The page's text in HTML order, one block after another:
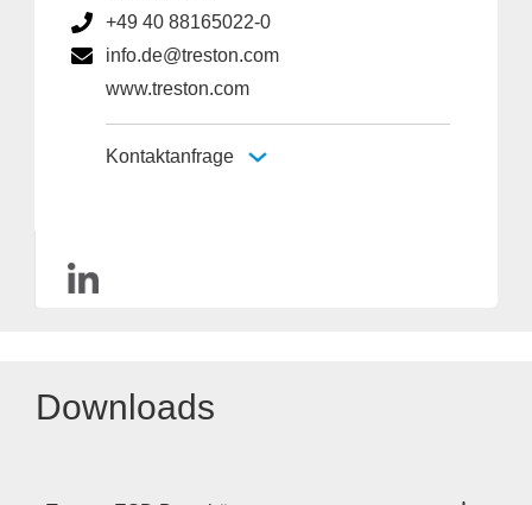
+49 40 88165022-0
info.de@treston.com
www.treston.com
Kontaktanfrage
Downloads